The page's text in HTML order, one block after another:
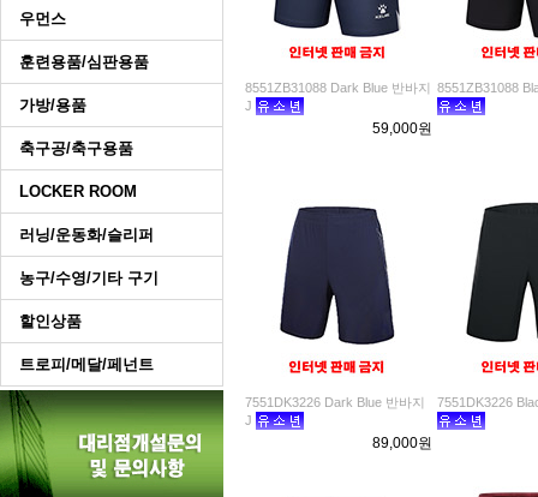
우먼스
훈련용품/심판용품
가방/용품
축구공/축구용품
LOCKER ROOM
러닝/운동화/슬리퍼
농구/수영/기타 구기
할인상품
트로피/메달/페넌트
8551ZB31088 Dark Blue 반바지
J
59,000원
8551ZB31088
7551DK3226 Dark Blue 반바지
J
89,000원
7551DK3226